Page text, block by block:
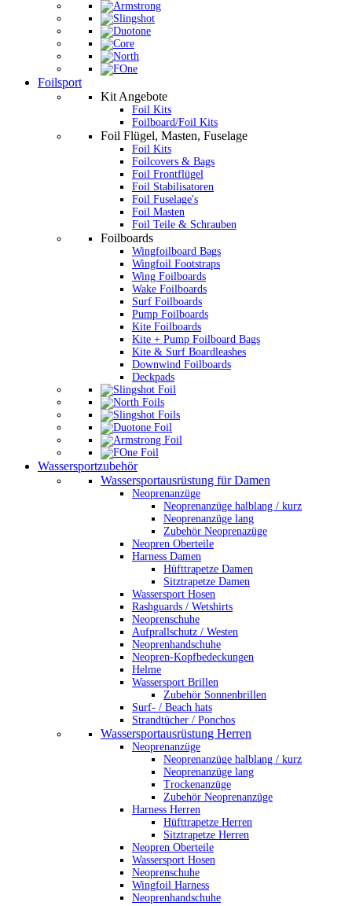
Foilsport
Kit Angebote
Foil Kits
Foilboard/Foil Kits
Foil Flügel, Masten, Fuselage
Foil Kits
Foilcovers & Bags
Foil Frontflügel
Foil Stabilisatoren
Foil Fuselage's
Foil Masten
Foil Teile & Schrauben
Foilboards
Wingfoilboard Bags
Wingfoil Footstraps
Wing Foilboards
Wake Foilboards
Surf Foilboards
Pump Foilboards
Kite Foilboards
Kite + Pump Foilboard Bags
Kite & Surf Boardleashes
Downwind Foilboards
Deckpads
Wassersportzubehör
Wassersportausrüstung für Damen
Neoprenanzüge
Neoprenanzüge halblang / kurz
Neoprenanzüge lang
Zubehör Neoprenazüge
Neopren Oberteile
Harness Damen
Hüfttrapetze Damen
Sitztrapetze Damen
Wassersport Hosen
Rashguards / Wetshirts
Neoprenschuhe
Aufprallschutz / Westen
Neoprenhandschuhe
Neopren-Kopfbedeckungen
Helme
Wassersport Brillen
Zubehör Sonnenbrillen
Surf- / Beach hats
Strandtücher / Ponchos
Wassersportausrüstung Herren
Neoprenanzüge
Neoprenanzüge halblang / kurz
Neoprenanzüge lang
Trockenanzüge
Zubehör Neoprenanzüge
Harness Herren
Hüfttrapetze Herren
Sitztrapetze Herren
Neopren Oberteile
Wassersport Hosen
Neoprenschuhe
Wingfoil Harness
Neoprenhandschuhe